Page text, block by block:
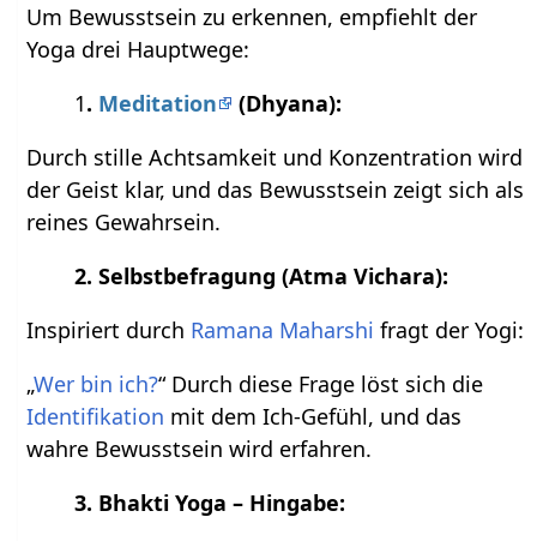
Um Bewusstsein zu erkennen, empfiehlt der
Yoga drei Hauptwege:
1. Meditation
(Dhyana):
Durch stille Achtsamkeit und Konzentration wird
der Geist klar, und das Bewusstsein zeigt sich als
reines Gewahrsein.
2. Selbstbefragung (Atma Vichara):
Inspiriert durch Ramana Maharshi fragt der Yogi:
„Wer bin ich?“ Durch diese Frage löst sich die
Identifikation mit dem Ich-Gefühl, und das
wahre Bewusstsein wird erfahren.
3. Bhakti Yoga – Hingabe: